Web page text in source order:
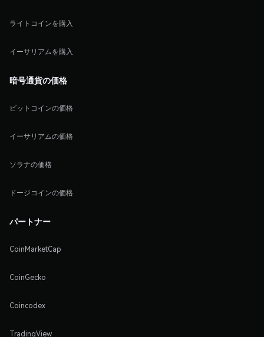
ライトコインを購入
イーサリアムを購入
暗号通貨の価格
ビットコインの価格
イーサリアムの価格
ソラナの価格
ドージコインの価格
パートナー
CoinMarketCap
CoinGecko
Coincodex
TradingView